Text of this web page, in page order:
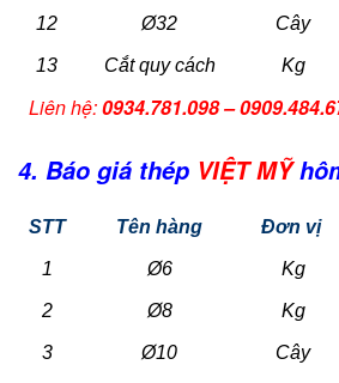
12 Ø32 Cây
13 Cắt quy cách Kg
Liên hệ:0934.781.098 –
4. Báo giá thép VIỆT MỸ
STT Tên hàng Đơn vị
1 Ø6 Kg
2 Ø8 Kg
3 Ø10 Cây